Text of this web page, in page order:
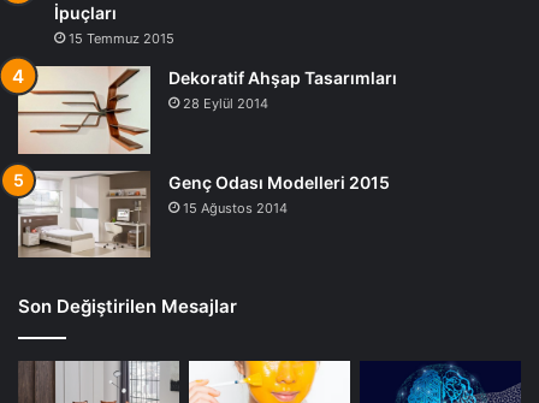
İpuçları
15 Temmuz 2015
Dekoratif Ahşap Tasarımları
28 Eylül 2014
Genç Odası Modelleri 2015
15 Ağustos 2014
Son Değiştirilen Mesajlar